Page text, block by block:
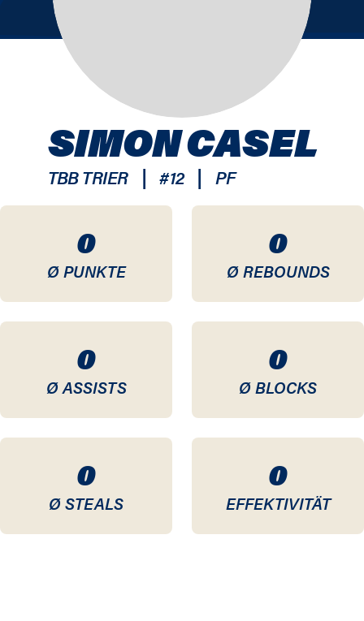
0
Ø PUNKTE
0
Ø REBOUNDS
0
Ø ASSISTS
0
Ø BLOCKS
0
Ø STEALS
0
EFFEKTIVITÄT
SIMON CASEL
TBB TRIER | #12 | PF